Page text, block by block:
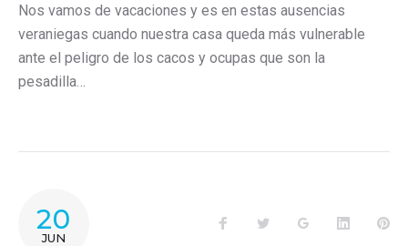
Nos vamos de vacaciones y es en estas ausencias
veraniegas cuando nuestra casa queda más vulnerable
ante el peligro de los cacos y ocupas que son la
pesadilla…
20
JUN
FacebookTwitter Google+ LinkedIn